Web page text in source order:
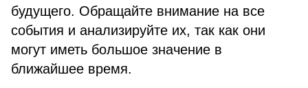
будущего. Обращайте внимание на все
события и анализируйте их, так как они
могут иметь большое значение в
ближайшее время.